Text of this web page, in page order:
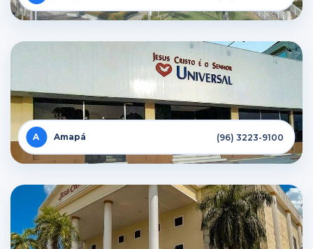
Amapá (96) 3223-9100